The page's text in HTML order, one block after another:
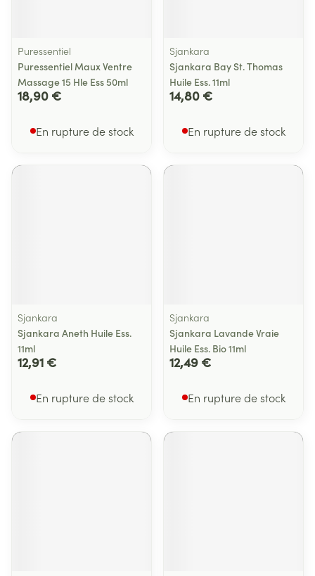
Puressentiel
Puressentiel Maux Ventre
Massage 15 Hle Ess 50ml
18,90 €
En rupture de stock
Sjankara
Sjankara Bay St. Thomas
Huile Ess. 11ml
14,80 €
En rupture de stock
Sjankara
Sjankara Aneth Huile Ess.
11ml
12,91 €
En rupture de stock
Sjankara
Sjankara Lavande Vraie
Huile Ess. Bio 11ml
12,49 €
En rupture de stock